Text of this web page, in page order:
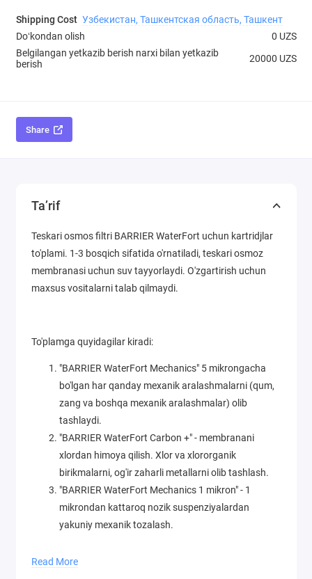
Shipping Cost Узбекистан, Ташкентская область, Ташкент
Doʻkondan olish
0 UZS
Belgilangan yetkazib berish narxi bilan yetkazib
berish
20000 UZS
Share
Ta’rif
Teskari osmos filtri BARRIER WaterFort uchun kartridjlar
to'plami. 1-3 bosqich sifatida o'rnatiladi, teskari osmoz
membranasi uchun suv tayyorlaydi. O'zgartirish uchun
maxsus vositalarni talab qilmaydi.
To'plamga quyidagilar kiradi:
"BARRIER WaterFort Mechanics" 5 mikrongacha
bo'lgan har qanday mexanik aralashmalarni (qum,
zang va boshqa mexanik aralashmalar) olib
tashlaydi.
"BARRIER WaterFort Carbon +" - membranani
xlordan himoya qilish. Xlor va xlororganik
birikmalarni, og'ir zaharli metallarni olib tashlash.
"BARRIER WaterFort Mechanics 1 mikron" - 1
mikrondan kattaroq nozik suspenziyalardan
yakuniy mexanik tozalash.
Read More